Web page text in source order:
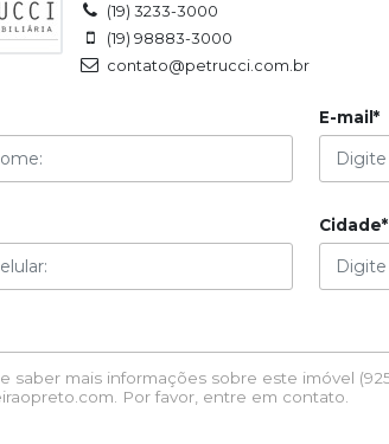
(19) 3233-3000
(19) 98883-3000
contato@petrucci.com.br
E-mail*
Cidade*